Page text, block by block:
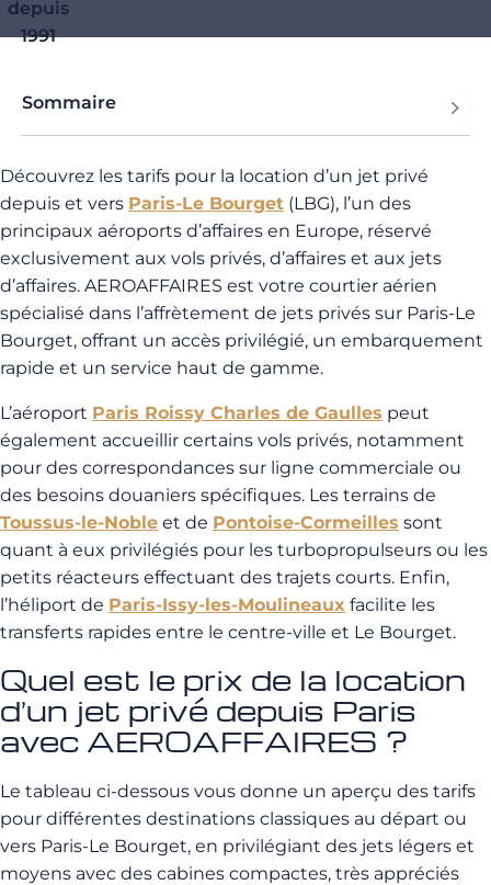
depuis
1991
Sommaire
Découvrez les tarifs pour la location d’un jet privé
depuis et vers Paris-Le Bourget (LBG), l’un des
principaux aéroports d’affaires en Europe, réservé
exclusivement aux vols privés, d’affaires et aux jets
d’affaires. AEROAFFAIRES est votre courtier aérien
spécialisé dans l’affrètement de jets privés sur Paris-Le
Bourget, offrant un accès privilégié, un embarquement
rapide et un service haut de gamme.
L’aéroport Paris Roissy Charles de Gaulles peut
également accueillir certains vols privés, notamment
pour des correspondances sur ligne commerciale ou
des besoins douaniers spécifiques. Les terrains de
Toussus-le-Noble et de Pontoise-Cormeilles sont
quant à eux privilégiés pour les turbopropulseurs ou les
petits réacteurs effectuant des trajets courts. Enfin,
l’héliport de Paris-Issy-les-Moulineaux facilite les
transferts rapides entre le centre-ville et Le Bourget.
Quel est le prix de la location
d’un jet privé depuis Paris
avec AEROAFFAIRES ?
Le tableau ci-dessous vous donne un aperçu des tarifs
pour différentes destinations classiques au départ ou
vers Paris-Le Bourget, en privilégiant des jets légers et
moyens avec des cabines compactes, très appréciés